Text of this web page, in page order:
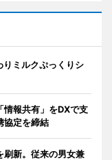
りミルクぷっくりシ
情報共有」をDXで支
協定を締結
刷新。従来の男女兼